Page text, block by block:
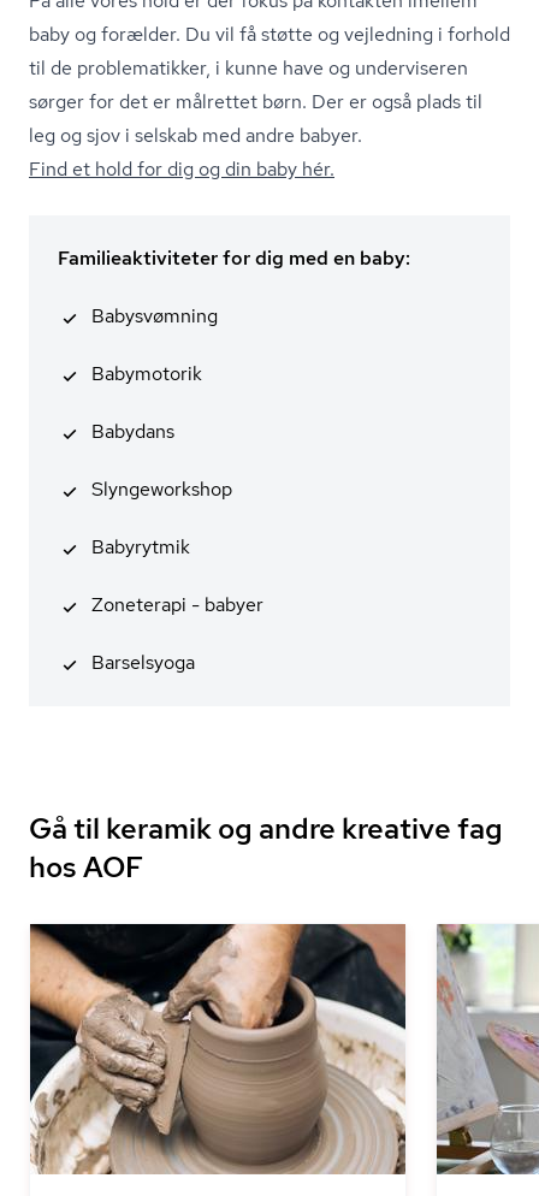
baby og forælder. Du vil få støtte og vejledning i forhold
til de problematikker, i kunne have og underviseren
sørger for det er målrettet børn. Der er også plads til
leg og sjov i selskab med andre babyer.
Find et hold for dig og din baby hér.
Familieaktiviteter for dig med en baby:
Babysvømning
Babymotorik
Babydans
Slyngeworkshop
Babyrytmik
Zoneterapi - babyer
Barselsyoga
Gå til keramik og andre kreative fag
hos AOF